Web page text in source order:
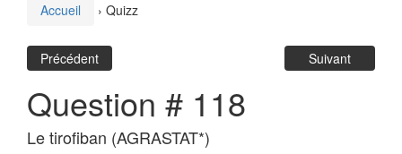
Accueil › Quizz
Précédent Suivant
Question # 118
Le tirofiban (AGRASTAT*)